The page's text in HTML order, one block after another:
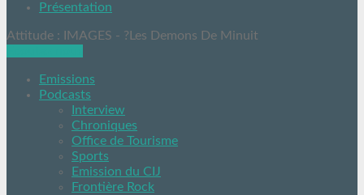
Présentation
Attitude : IMAGES - ?Les Demons De Minuit
Emissions
Podcasts
Interview
Chroniques
Office de Tourisme
Sports
Emission du CIJ
Frontière Rock